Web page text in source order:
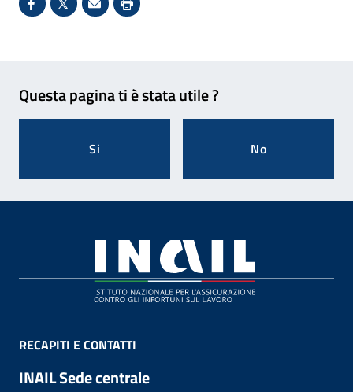
Condividi su Facebook - Sito esterno - Apertura in
X - Sito esterno - Apertura in nuova finestra
Invio Mail: apre il programma di posta
Stampa pagina: scelta meno
Questa pagina ti è stata utile ?
Si No
RECAPITI E CONTATTI
INAIL Sede centrale